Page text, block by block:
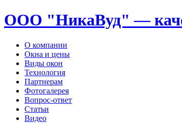
ООО "НикаВуд" —
О компании
Окна и цены
Виды окон
Технология
Партнерам
Фотогалерея
Вопрос-ответ
Статьи
Видео